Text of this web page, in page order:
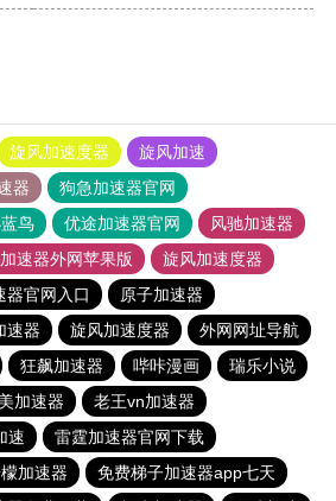
旋风加速度器
旋风加速
器
狗急加速器官网
鸟 优途加速器官网
风驰加速器
速器外网苹果版
旋风加速度器
器官网入口
原子加速器
速器 旋风加速度器
外网网址导航
狂飙加速器 哔咔漫画
瑞乐小说
加速器
老王vn加速器
速
雷霆加速器官网下载
加速器
免费梯子加速器app七天